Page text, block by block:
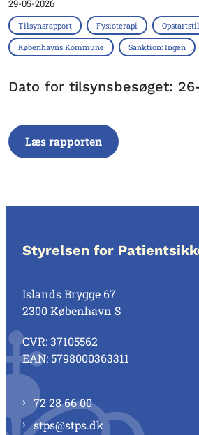
29-05-2026
Tilsynsrapport Fysioterapi
Københavns Kommune Sanktion: Ingen
Dato for tilsynsbesøget:
Læs rapporten
Styrelsen for
Islands Brygge 67
2300 København S
CVR: 37105562
EAN: 5798000363311
72 28 66 00
stps@stps.dk